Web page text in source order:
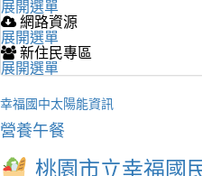
展開選單
網路資源
展開選單
新住民專區
展開選單
幸福國中太陽能資訊
營養午餐
桃園市立幸福國